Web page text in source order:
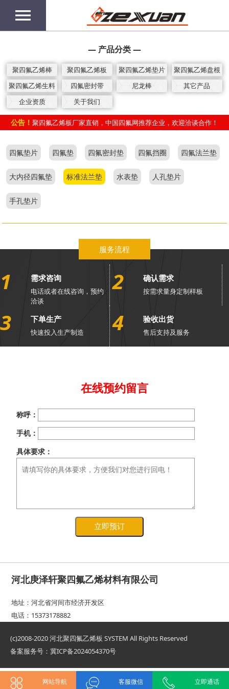
menu
— 产品分类 —
聚四氟乙烯棒 聚四氟乙烯板 聚四氟乙烯垫片
聚四氟乙烯盘根
聚四氟乙烯生料
带
四氟密封带 尼龙棒
其它产品
企业资质
关于我们
公告！ 聚四氟乙烯板厂家直销，中国四氟网推荐企业，欢迎洽谈合作！
四氟垫片 四氟垫 四氟密封垫 四氟挡圈 四氟法兰垫
大内径四氟垫 标准法兰垫 水表垫 人孔垫片
手孔垫片
服务流程
1 需求咨询
电话或者在线咨询，预约
洽谈
2 确认需求
按需求量身定制样板
3 下单生产
快速投入生产制造 4 验收出货
售后支持及服务
在线预约留言
称呼：
手机：
具体要求：
立即预订
河北庚泽轩聚四氟乙烯材料有限公司
地址：河北省河间市经济开发区
电话：‭15373178882
(c)2008-2020 河北聚四氟乙烯板 SYSTEM All Rights Reserved
备案服务号：冀ICP备2024054370号
网站导航 客服微信 立即通话